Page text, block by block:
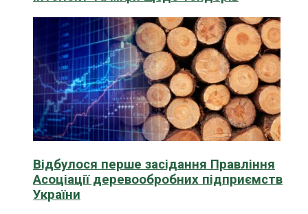
Відбулося перше засідання Правління
Асоціації деревообробних підприємств
України